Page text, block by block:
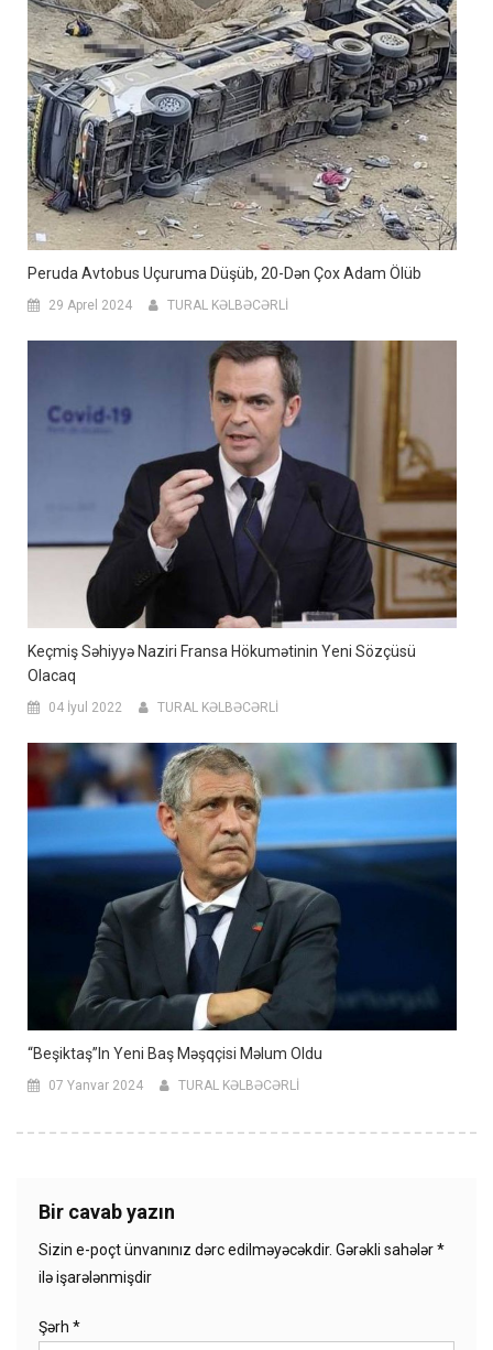
Peruda Avtobus Uçuruma Düşüb, 20-Dən Çox Adam Ölüb
29 Aprel 2024 TURAL KƏLBƏCƏRLİ
Keçmiş Səhiyyə Naziri Fransa Hökumətinin Yeni Sözçüsü
Olacaq
04 İyul 2022 TURAL KƏLBƏCƏRLİ
“Beşiktaş”ın Yeni Baş Məşqçisi Məlum Oldu
07 Yanvar 2024 TURAL KƏLBƏCƏRLİ
Bir cavab yazın
Sizin e-poçt ünvanınız dərc edilməyəcəkdir. Gərəkli sahələr*
ilə işarələnmişdir
Şərh *